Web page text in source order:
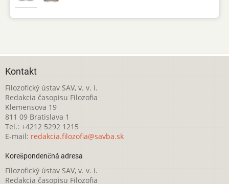
Kontakt
Filozofický ústav SAV, v. v. i.
Redakcia časopisu Filozofia
Klemensova 19
811 09 Bratislava 1
Tel.: +4212 5292 1215
E-mail: redakcia.filozofia@savba.sk
Korešpondenčná adresa
Filozofický ústav SAV, v. v. i.
Redakcia časopisu Filozofia